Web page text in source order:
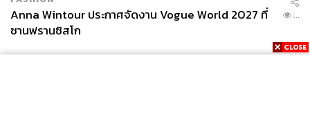
Anna Wintour ประกาศจัดงาน Vogue World 2027 ที่
ซานฟรานซิสโก
...